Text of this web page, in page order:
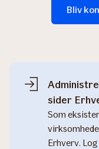
Bliv
sider
Som
Erhverv.